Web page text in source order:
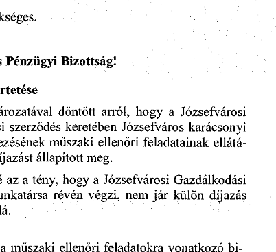
  döntött
  arról,
  hogy
  a
  Józsefvárosi
  szerződés
  keretében
  Józsefváros
  karácsonyi
  műszaki
  ellenőri
  feladatainak
  ellátá-
  állapított
  meg.
  az
  a  tény,
  hogy
  a  Józsefvárosi
  Gazdálkodási
  révén
  végzi,
  nem
jár
  külön
  díjazás
a  műszaki
  ellenőri
  feladatokra
  vonatkozó
  bi-
Pénzügyi
  Bizottság!